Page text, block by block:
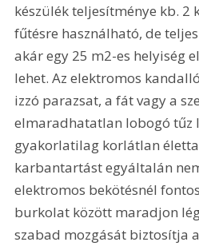
készülék teljesítménye kb. 2
fűtésre használható, de
akár egy 25 m2-es helyiség
lehet. Az elektromos
izzó parazsat, a fát vagy a
elmaradhatatlan lobogó tűz
gyakorlatilag korlátlan
karbantartást egyáltalán
elektromos bekötésnél
burkolat között maradjon
szabad mozgását biztosítja